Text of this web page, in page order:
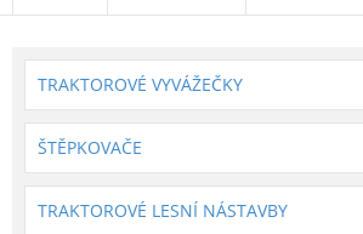
TRAKTOROVÉ VYVÁŽEČKY
ŠTĚPKOVAČE
TRAKTOROVÉ LESNÍ NÁSTAVBY